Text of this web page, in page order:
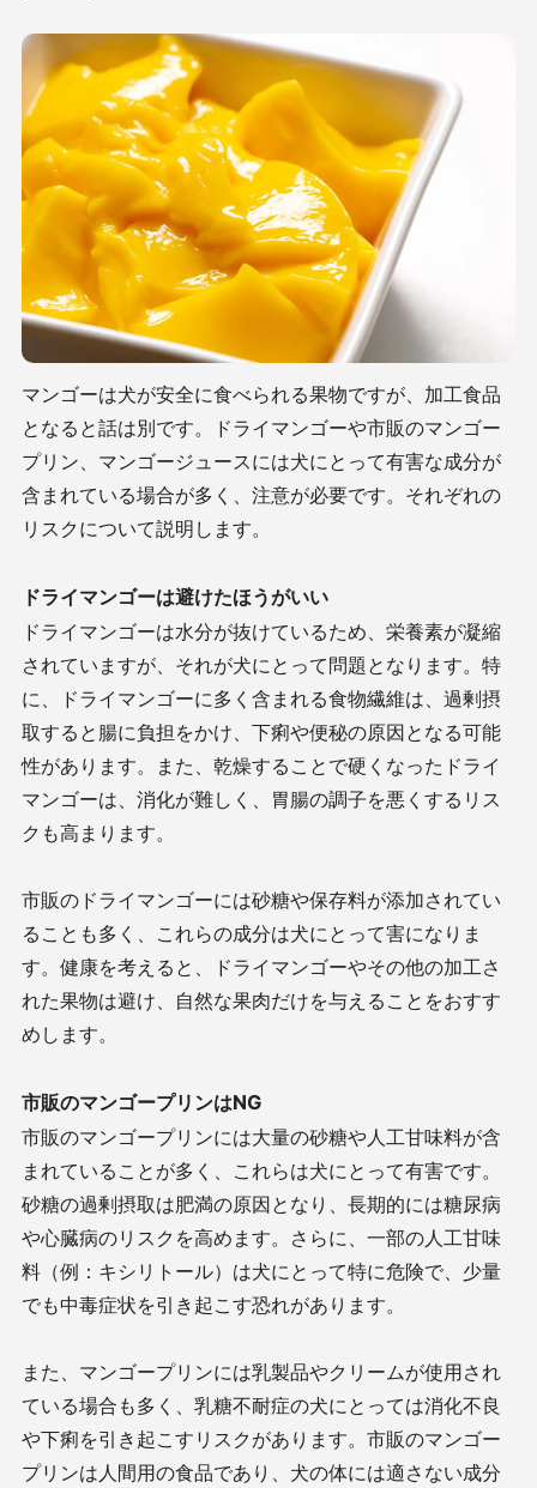
マンゴーは犬が安全に食べられる果物ですが、加工食品
となると話は別です。ドライマンゴーや市販のマンゴー
プリン、マンゴージュースには犬にとって有害な成分が
含まれている場合が多く、注意が必要です。それぞれの
リスクについて説明します。
ドライマンゴーは避けたほうがいい
ドライマンゴーは水分が抜けているため、栄養素が凝縮
されていますが、それが犬にとって問題となります。特
に、ドライマンゴーに多く含まれる食物繊維は、過剰摂
取すると腸に負担をかけ、下痢や便秘の原因となる可能
性があります。また、乾燥することで硬くなったドライ
マンゴーは、消化が難しく、胃腸の調子を悪くするリス
クも高まります。
市販のドライマンゴーには砂糖や保存料が添加されてい
ることも多く、これらの成分は犬にとって害になりま
す。健康を考えると、ドライマンゴーやその他の加工さ
れた果物は避け、自然な果肉だけを与えることをおすす
めします。
市販のマンゴープリンはNG
市販のマンゴープリンには大量の砂糖や人工甘味料が含
まれていることが多く、これらは犬にとって有害です。
砂糖の過剰摂取は肥満の原因となり、長期的には糖尿病
や心臓病のリスクを高めます。さらに、一部の人工甘味
料（例：キシリトール）は犬にとって特に危険で、少量
でも中毒症状を引き起こす恐れがあります。
また、マンゴープリンには乳製品やクリームが使用され
ている場合も多く、乳糖不耐症の犬にとっては消化不良
や下痢を引き起こすリスクがあります。市販のマンゴー
プリンは人間用の食品であり、犬の体には適さない成分